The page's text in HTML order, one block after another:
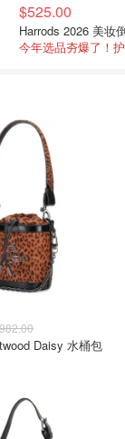
$525.00
Daisy 水桶包